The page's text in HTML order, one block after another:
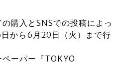
購入とSNSでの投稿によっ
から6月20日（火）まで行
ーパー『TOKYO